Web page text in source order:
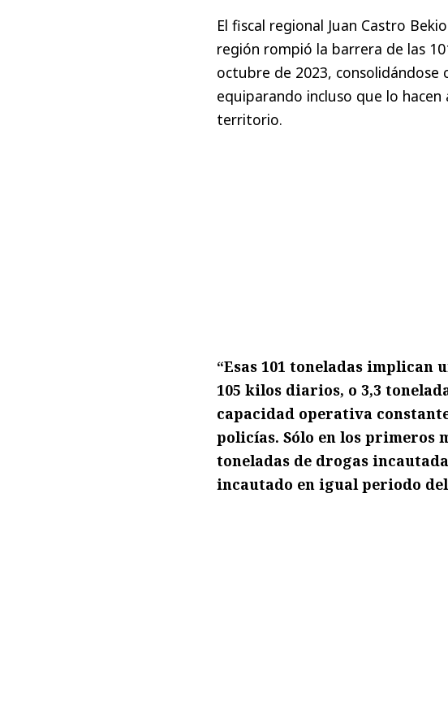
El fiscal regional Juan Castro
región rompió la barrera de las
octubre de 2023, consolidándose
equiparando incluso que lo
territorio.
“Esas 101 toneladas
105 kilos diarios, o 3,3
capacidad operativa
policías. Sólo en los primeros
toneladas de drogas
incautado en igual periodo del